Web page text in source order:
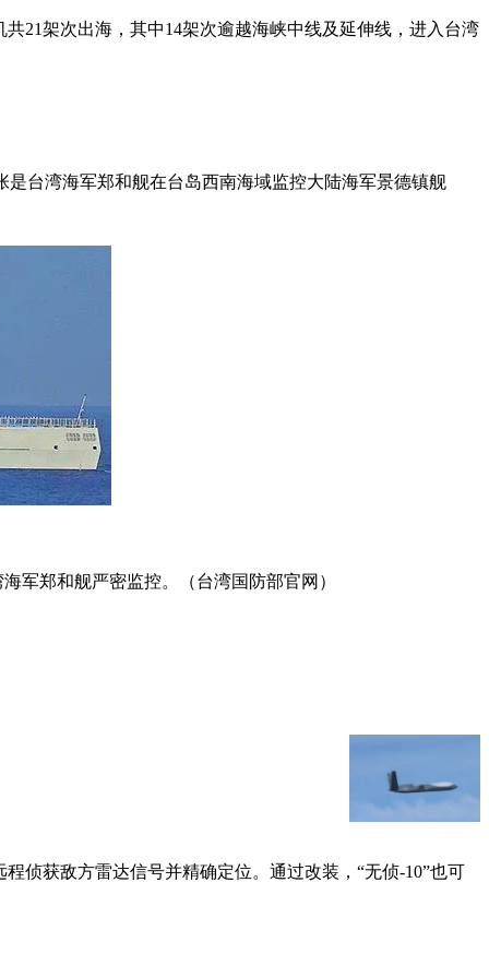
21架次出海，其中14架次逾越海峡中线及延伸线，进入台湾
台湾海军郑和舰在台岛西南海域监控大陆海军景德镇舰
军郑和舰严密监控。（台湾国防部官网）
侦获敌方雷达信号并精确定位。通过改装，“无侦-10”也可